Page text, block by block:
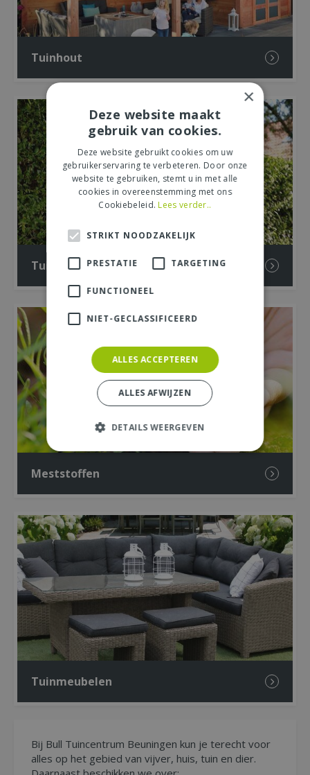
Tuinhout
Tuinieren
Meststoffen
Tuinmeubelen
Bij Bull Tuincentrum Beuningen kun je terecht voor
alles op het gebied van vijver, huis, tuin en dier.
×
Deze website maakt
gebruik van cookies.
Deze website gebruikt cookies om uw
gebruikerservaring te verbeteren. Door onze
website te gebruiken, stemt u in met alle
cookies in overeenstemming met ons
Cookiebeleid. Lees verder..
STRIKT NOODZAKELIJK
PRESTATIE TARGETING
FUNCTIONEEL
NIET-GECLASSIFICEERD
ALLES ACCEPTEREN
ALLES AFWIJZEN
DETAILS WEERGEVEN